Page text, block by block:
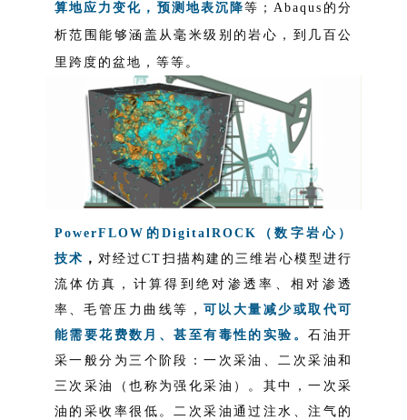
算地应力变化，预测地表沉降等；Abaqus的分
析范围能够涵盖从毫米级别的岩心，到几百公
里跨度的盆地，等等。
PowerFLOW的DigitalROCK（ 数字岩心 ）
技术 ， 对经过CT扫描构建的三维岩心模型进行
流体仿真，计算得到绝对渗透率、 相对渗透
率 、毛管压力曲线等， 可以大量减少或取代可
能需要花费数月、甚至有毒性的实验。 石油开
采一般分为三个阶段：一次采油、二次采油和
三次采油（也称为强化采油）。其中，一次采
油的采收率很低。二次采油通过注水、注气的